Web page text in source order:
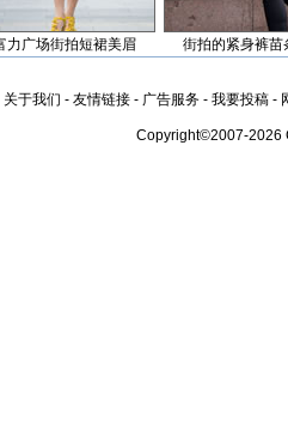
力广场街拍短裙美眉 街拍的紧身裤苗
关于我们 - 友情链接 - 广告服务 - 我要投稿 -
Copyright©2007-2026